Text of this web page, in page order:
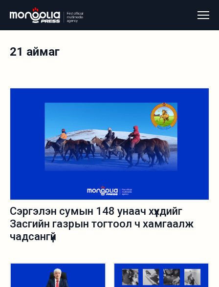
21 аймаг
Сэргэлэн сумын 148 унаач хүүхдийг
Засгийн газрын тогтоол ч хамгаалж
чадсангүй